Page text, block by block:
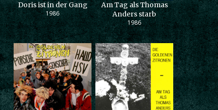
Doris ist in der Gang
1986
Am Tag als Thomas
Anders starb
1986